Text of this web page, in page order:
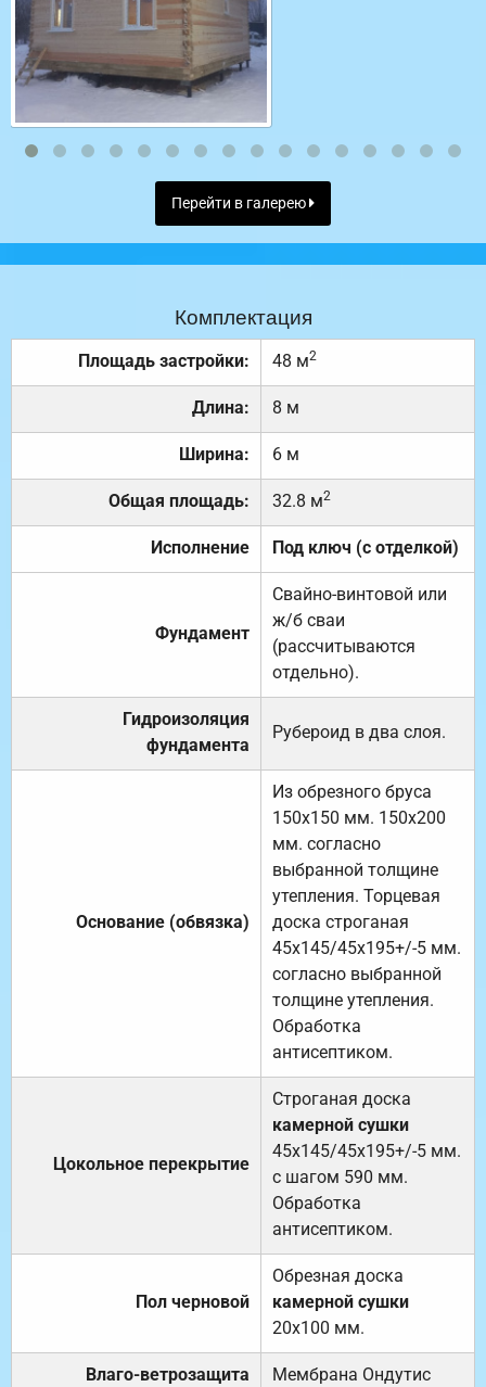
Перейти в галерею
Комплектация
Площадь застройки: 48 м2
Длина: 8 м
Ширина: 6 м
Общая площадь: 32.8 м2
Исполнение Под ключ (с отделкой)
Фундамент
Свайно-винтовой или
ж/б сваи
(рассчитываются
отдельно).
Гидроизоляция
фундамента
Рубероид в два слоя.
Основание (обвязка)
Из обрезного бруса
150х150 мм. 150х200
мм. согласно
выбранной толщине
утепления. Торцевая
доска строганая
45х145/45х195+/-5 мм.
согласно выбранной
толщине утепления.
Обработка
антисептиком.
Цокольное перекрытие
Строганая доска
камерной сушки
45х145/45х195+/-5 мм.
с шагом 590 мм.
Обработка
антисептиком.
Пол черновой
Обрезная доска
камерной сушки
20х100 мм.
Влаго-ветрозащита
Мембрана Ондутис